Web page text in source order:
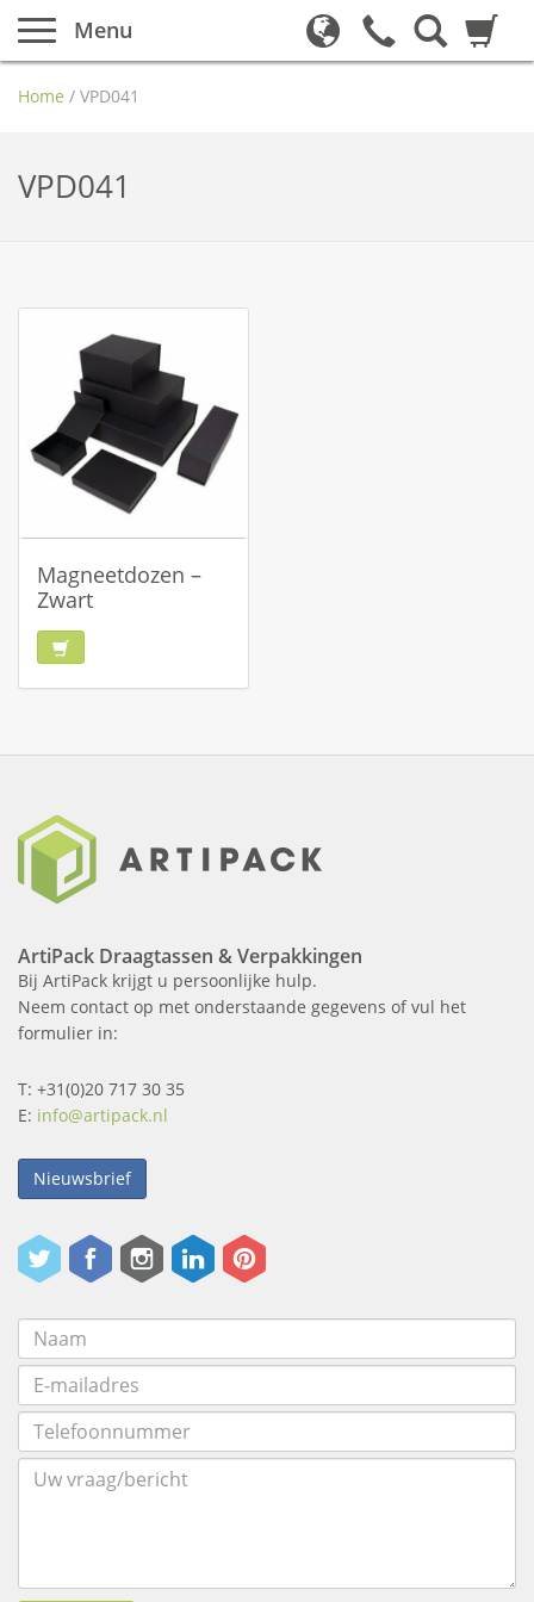
Menu
Home / VPD041
VPD041
Magneetdozen –
Zwart
ArtiPack Draagtassen & Verpakkingen
Bij ArtiPack krijgt u persoonlijke hulp.
Neem contact op met onderstaande gegevens of vul het
formulier in:
T: +31(0)20 717 30 35
E: info@artipack.nl
Nieuwsbrief